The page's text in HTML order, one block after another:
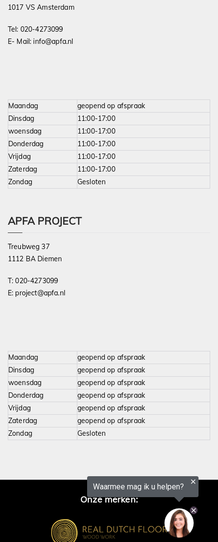
1017 VS Amsterdam
Tel: 020-4273099
E- Mail: info@apfa.nl
Maandag
geopend op afspraak
Dinsdag
11:00-17:00
woensdag
11:00-17:00
Donderdag
11:00-17:00
Vrijdag
11:00-17:00
Zaterdag
11:00-17:00
Zondag
Gesloten
APFA PROJECT
Treubweg 37
1112 BA Diemen
T:020-4273099
E: project@apfa.nl
Maandag
geopend op afspraak
Dinsdag
geopend op afspraak
woensdag
geopend op afspraak
Donderdag
geopend op afspraak
Vrijdag
geopend op afspraak
Zaterdag
geopend op afspraak
Zondag
Gesloten
Onze merken:​